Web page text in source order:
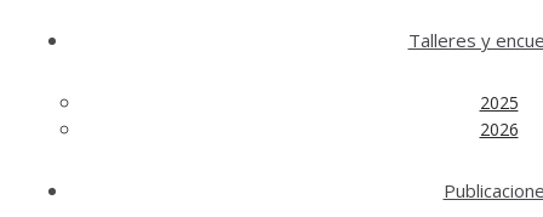
Talleres y
2025
2026